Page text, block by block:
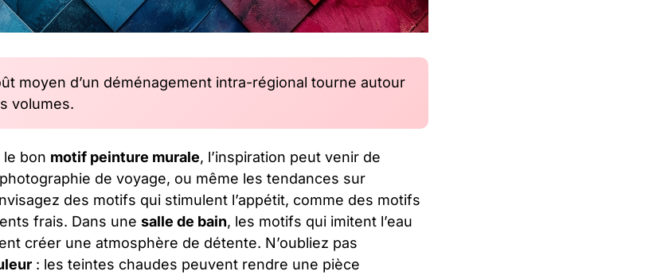
moyen d’un déménagement intra-régional tourne autour
volumes.
le bon motif peinture murale, l’inspiration peut venir de
de voyage, ou même les tendances sur
des motifs qui stimulent l’appétit, comme des motifs
frais. Dans une salle de bain, les motifs qui imitent l’eau
créer une atmosphère de détente. N’oubliez pas
: les teintes chaudes peuvent rendre une pièce